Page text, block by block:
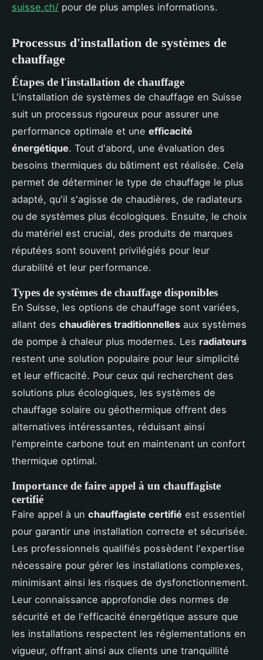
suisse.ch/ pour de plus amples informations.
Processus d'installation de systèmes de
chauffage
Étapes de l'installation de chauffage
L'installation de systèmes de chauffage en Suisse
suit un processus rigoureux pour assurer une
performance optimale et une efficacité
énergétique. Tout d'abord, une évaluation des
besoins thermiques du bâtiment est réalisée. Cela
permet de déterminer le type de chauffage le plus
adapté, qu'il s'agisse de chaudières, de radiateurs
ou de systèmes plus écologiques. Ensuite, le choix
du matériel est crucial, des produits de marques
réputées sont souvent privilégiés pour leur
durabilité et leur performance.
Types de systèmes de chauffage disponibles
En Suisse, les options de chauffage sont variées,
allant des chaudières traditionnelles aux systèmes
de pompe à chaleur plus modernes. Les radiateurs
restent une solution populaire pour leur simplicité
et leur efficacité. Pour ceux qui recherchent des
solutions plus écologiques, les systèmes de
chauffage solaire ou géothermique offrent des
alternatives intéressantes, réduisant ainsi
l'empreinte carbone tout en maintenant un confort
thermique optimal.
Importance de faire appel à un chauffagiste
certifié
Faire appel à un chauffagiste certifié est essentiel
pour garantir une installation correcte et sécurisée.
Les professionnels qualifiés possèdent l'expertise
nécessaire pour gérer les installations complexes,
minimisant ainsi les risques de dysfonctionnement.
Leur connaissance approfondie des normes de
sécurité et de l'efficacité énergétique assure que
les installations respectent les réglementations en
vigueur, offrant ainsi aux clients une tranquillité